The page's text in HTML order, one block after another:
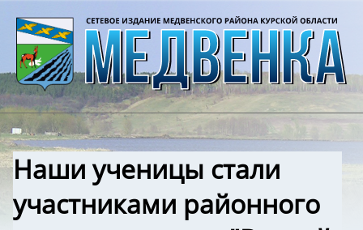
Наши ученицы стали
участниками районного